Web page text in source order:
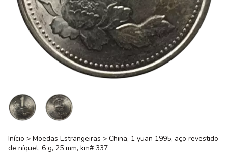
Início > Moedas Estrangeiras > China, 1 yuan 1995, aço revestido
de níquel, 6 g, 25 mm, km# 337